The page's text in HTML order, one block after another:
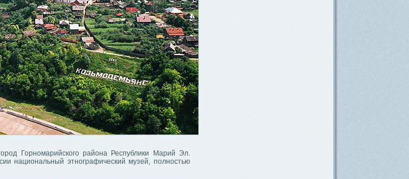
Горномарийского района Республики Марий Эл.
национальный этнографический музей, полностью